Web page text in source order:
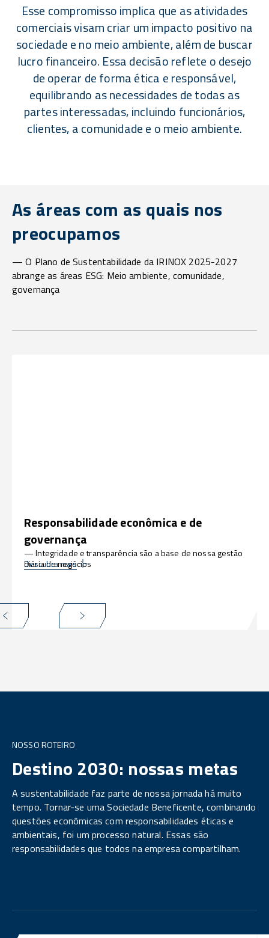
Esse compromisso implica que as atividades
comerciais visam criar um impacto positivo na
sociedade e no meio ambiente, além de buscar
lucro financeiro. Essa decisão reflete o desejo
de operar de forma ética e responsável,
equilibrando as necessidades de todas as
partes interessadas, incluindo funcionários,
clientes, a comunidade e o meio ambiente.
As áreas com as quais nos
preocupamos
— O Plano de Sustentabilidade da IRINOX 2025-2027
abrange as áreas ESG: Meio ambiente, comunidade,
governança
Responsabilidade econômica e de
governança
— Integridade e transparência são a base de nossa gestão
diária de negócios
Descubra mais
NOSSO ROTEIRO
Destino 2030: nossas metas
A sustentabilidade faz parte de nossa jornada há muito
tempo. Tornar-se uma Sociedade Beneficente, combinando
questões econômicas com responsabilidades éticas e
ambientais, foi um processo natural. Essas são
responsabilidades que todos na empresa compartilham.